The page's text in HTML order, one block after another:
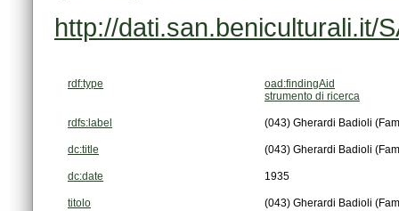
http://dati.san.beniculturali.it/
rdf:type
oad:findingAid
strumento di ricerca
rdfs:label (043) Gherardi Badioli
dc:title (043) Gherardi Badioli
dc:date 1935
titolo (043) Gherardi Badioli